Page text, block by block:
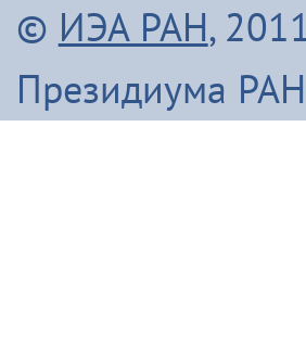
© ИЭА РАН,
Президиума